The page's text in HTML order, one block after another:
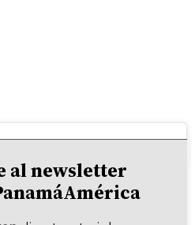
al newsletter